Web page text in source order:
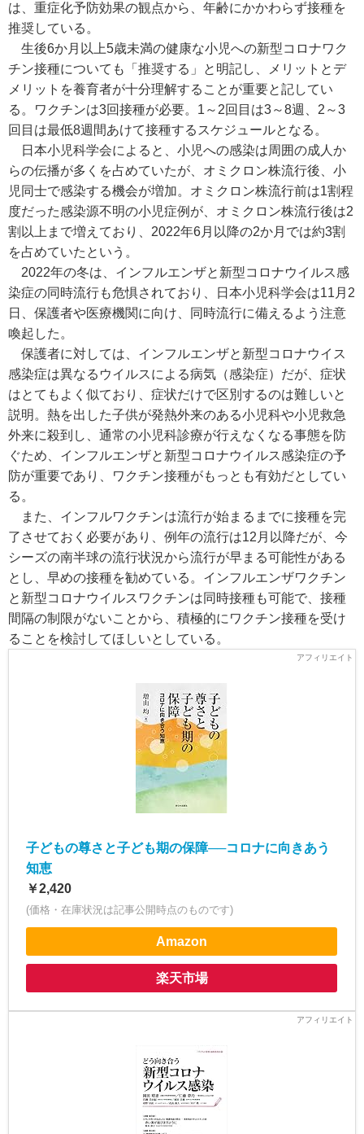
は、重症化予防効果の観点から、年齢にかかわらず接種を
推奨している。
生後6か月以上5歳未満の健康な小児への新型コロナワク
チン接種についても「推奨する」と明記し、メリットとデ
メリットを養育者が十分理解することが重要と記してい
る。ワクチンは3回接種が必要。1～2回目は3～8週、2～3
回目は最低8週間あけて接種するスケジュールとなる。
日本小児科学会によると、小児への感染は周囲の成人か
らの伝播が多くを占めていたが、オミクロン株流行後、小
児同士で感染する機会が増加。オミクロン株流行前は1割程
度だった感染源不明の小児症例が、オミクロン株流行後は2
割以上まで増えており、2022年6月以降の2か月では約3割
を占めていたという。
2022年の冬は、インフルエンザと新型コロナウイルス感
染症の同時流行も危惧されており、日本小児科学会は11月2
日、保護者や医療機関に向け、同時流行に備えるよう注意
喚起した。
保護者に対しては、インフルエンザと新型コロナウイス
感染症は異なるウイルスによる病気（感染症）だが、症状
はとてもよく似ており、症状だけで区別するのは難しいと
説明。熱を出した子供が発熱外来のある小児科や小児救急
外来に殺到し、通常の小児科診療が行えなくなる事態を防
ぐため、インフルエンザと新型コロナウイルス感染症の予
防が重要であり、ワクチン接種がもっとも有効だとしてい
る。
また、インフルワクチンは流行が始まるまでに接種を完
了させておく必要があり、例年の流行は12月以降だが、今
シーズの南半球の流行状況から流行が早まる可能性がある
とし、早めの接種を勧めている。インフルエンザワクチン
と新型コロナウイルスワクチンは同時接種も可能で、接種
間隔の制限がないことから、積極的にワクチン接種を受け
ることを検討してほしいとしている。
子どもの尊さと子ども期の保障──コロナに向きあう
知恵
￥2,420
(価格・在庫状況は記事公開時点のものです)
Amazon
楽天市場